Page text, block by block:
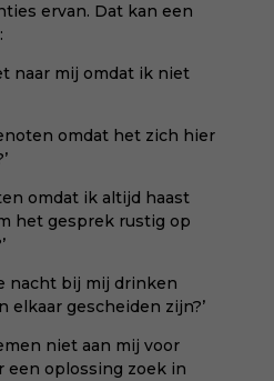
ervan. Dat kan een
naar mij omdat ik niet
omdat het zich hier
omdat ik altijd haast
het gesprek rustig op
nacht bij mij drinken
elkaar gescheiden zijn?’
niet aan mij voor
een oplossing zoek in